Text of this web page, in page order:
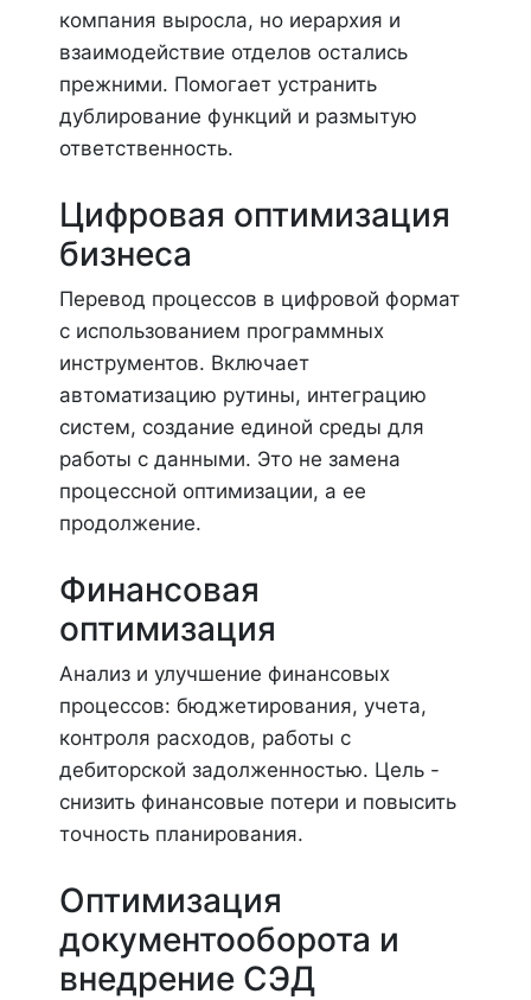
компания выросла, но иерархия и
взаимодействие отделов остались
прежними. Помогает устранить
дублирование функций и размытую
ответственность.
Цифровая оптимизация
бизнеса
Перевод процессов в цифровой формат
с использованием программных
инструментов. Включает
автоматизацию рутины, интеграцию
систем, создание единой среды для
работы с данными. Это не замена
процессной оптимизации, а ее
продолжение.
Финансовая
оптимизация
Анализ и улучшение финансовых
процессов: бюджетирования, учета,
контроля расходов, работы с
дебиторской задолженностью. Цель -
снизить финансовые потери и повысить
точность планирования.
Оптимизация
документооборота и
внедрение СЭД